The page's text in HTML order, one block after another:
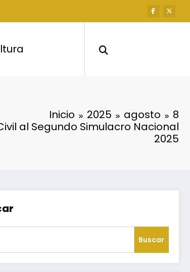
Inicio 2025 agosto
8
al Segundo Simulacro Nacional
2025
Buscar